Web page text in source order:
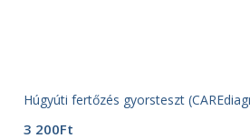
Húgyúti fertőzés gyorsteszt
3 200Ft